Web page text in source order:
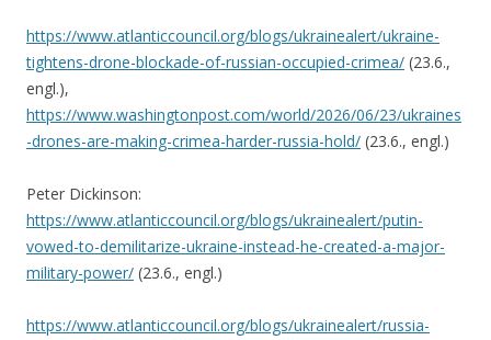
https://www.atlanticcouncil.org/blogs/ukrainealert/ukraine-
tightens-drone-blockade-of-russian-occupied-crimea/ (23.6.,
engl.),
https://www.washingtonpost.com/world/2026/06/23/ukraines
-drones-are-making-crimea-harder-russia-hold/ (23.6., engl.)
Peter Dickinson:
https://www.atlanticcouncil.org/blogs/ukrainealert/putin-
vowed-to-demilitarize-ukraine-instead-he-created-a-major-
military-power/ (23.6., engl.)
https://www.atlanticcouncil.org/blogs/ukrainealert/russia-